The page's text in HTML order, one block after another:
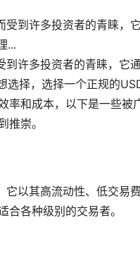
受到许多投资者的青睐，
...
到许多投资者的青睐，它
选择，选择一个正规的
率和成本，以下是一些被
崇。
以其高流动性、低交易
合各种级别的交易者。